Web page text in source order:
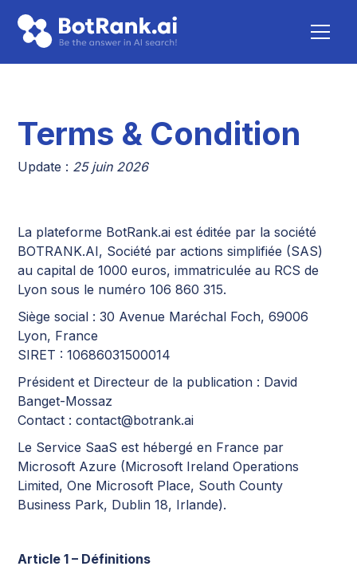
Terms & Condition
Update : 25 juin 2026
La plateforme BotRank.ai est éditée par la société
BOTRANK.AI, Société par actions simplifiée (SAS)
au capital de 1000 euros, immatriculée au RCS de
Lyon sous le numéro 106 860 315.
Siège social : 30 Avenue Maréchal Foch, 69006
Lyon, France
SIRET : 10686031500014
Président et Directeur de la publication : David
Banget-Mossaz
Contact : contact@botrank.ai
Le Service SaaS est hébergé en France par
Microsoft Azure (Microsoft Ireland Operations
Limited, One Microsoft Place, South County
Business Park, Dublin 18, Irlande).
Article 1 – Définitions